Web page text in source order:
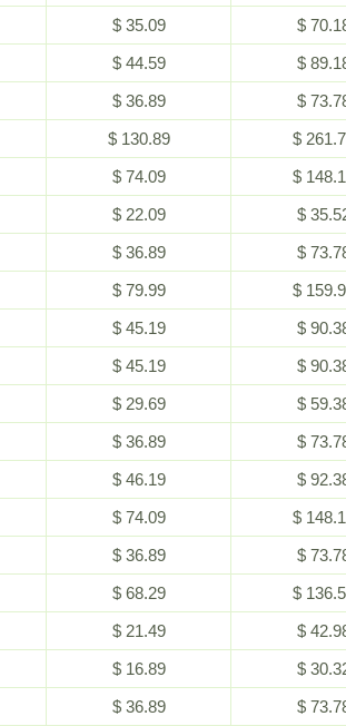
$ 35.09
$
$ 44.59
$
$ 36.89
$
$ 130.89
$
$ 74.09
$
$ 22.09
$
$ 36.89
$
$ 79.99
$
$ 45.19
$
$ 45.19
$
$ 29.69
$
$ 36.89
$
$ 46.19
$
$ 74.09
$
$ 36.89
$
$ 68.29
$
$ 21.49
$
$ 16.89
$
$ 36.89
$